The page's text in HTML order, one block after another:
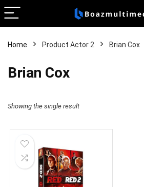
Home Product Actor 2 Brian Cox
Brian Cox
Showing the single result